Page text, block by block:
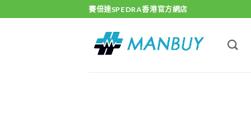
to
賽倍達SPEDRA香港官方網店